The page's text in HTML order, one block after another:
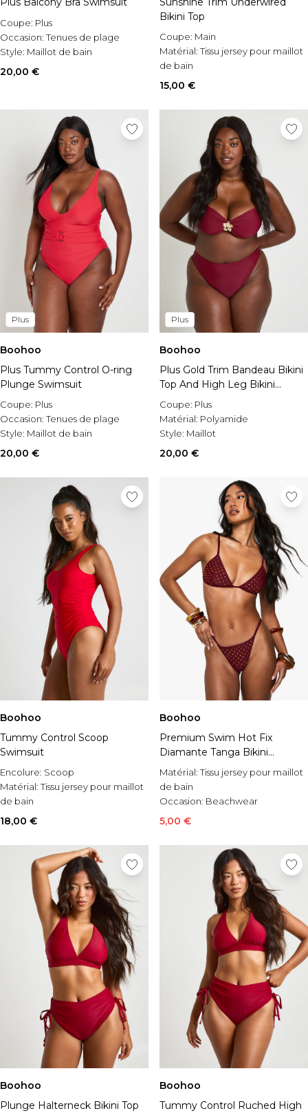
Coupe: Plus
Occasion:Tenues de plage
Style: Maillot de bain
20,00 €
Bikini Top
Coupe: Main
Matérial:Tissu jersey pour maillot
de bain
Occasion:
15,00 €
Plus
Boohoo
Plus Tummy Control O-ring
Plunge Swimsuit
Coupe: Plus
Occasion:Tenues de plage
Style: Maillot de bain
20,00 €
Plus
Boohoo
Plus Gold Trim Bandeau Bikini
Top And High Leg Bikini
Bottom
Coupe: Plus
Matérial: Polyamide
Style: Maillot
20,00 €
Boohoo
Tummy Control Scoop
Swimsuit
Encolure: Scoop
Matérial:Tissu jersey pour maillot
de bain
Occasion:
18,00 €
Boohoo
Premium Swim Hot Fix
Diamante Tanga Bikini
Bottoms
Matérial:Tissu jersey pour maillot
de bain
Occasion: Beachwear
Style: High Leg Bikini Bottoms
5,00 €
Boohoo
Plunge Halterneck Bikini Top
Boohoo
Tummy Control Ruched High